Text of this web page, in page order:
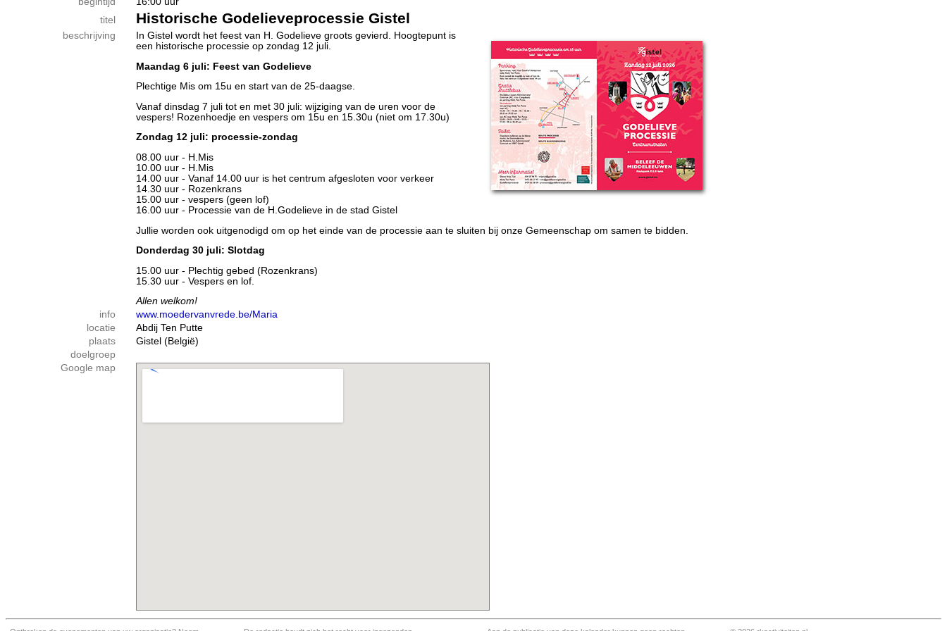
titel
Historische Godelieveprocessie Gistel
beschrijving
In Gistel wordt het feest van H. Godelieve groots gevierd. Hoogtepunt is
een historische processie op zondag 12 juli.
Maandag 6 juli: Feest van Godelieve
Plechtige Mis om 15u en start van de 25-daagse.
Vanaf dinsdag 7 juli tot en met 30 juli: wijziging van de uren voor de
vespers! Rozenhoedje en vespers om 15u en 15.30u (niet om 17.30u)
Zondag 12 juli: processie-zondag
08.00 uur - H.Mis
10.00 uur - H.Mis
14.00 uur - Vanaf 14.00 uur is het centrum afgesloten voor verkeer
14.30 uur - Rozenkrans
15.00 uur - vespers (geen lof)
16.00 uur - Processie van de H.Godelieve in de stad Gistel
Jullie worden ook uitgenodigd om op het einde van de processie aan te sluiten bij onze Gemeenschap om samen te bidden.
Donderdag 30 juli: Slotdag
15.00 uur - Plechtig gebed (Rozenkrans)
15.30 uur - Vespers en lof.
Allen welkom!
info
www.moedervanvrede.be/Maria
locatie
Abdij Ten Putte
plaats
Gistel (België)
doelgroep
Google map